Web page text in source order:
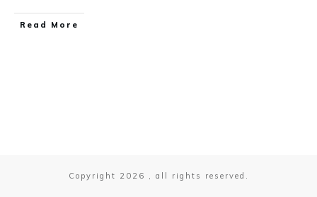
​Read More
Copyright 2026 , all rights reserved.